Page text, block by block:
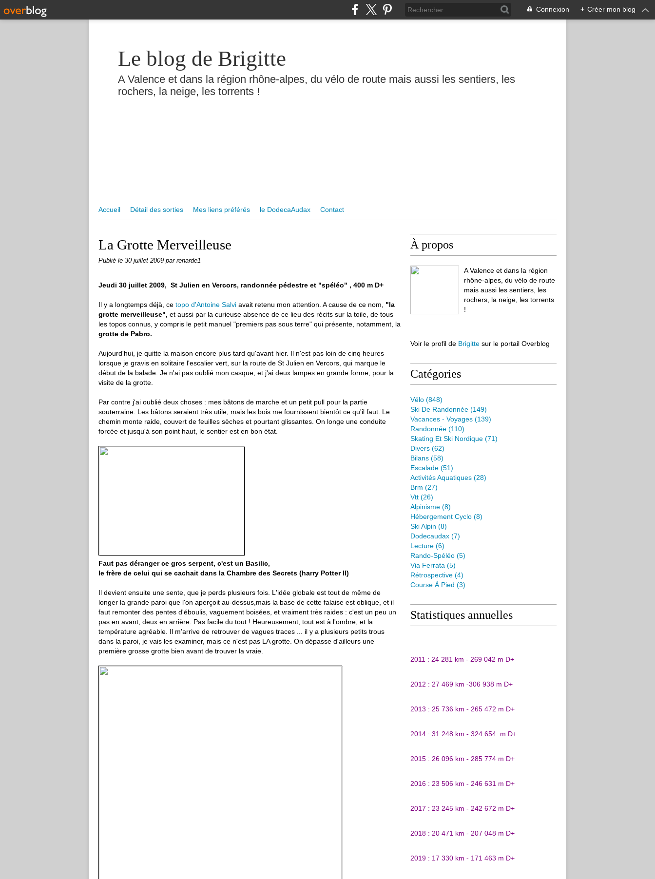
Connexion + Créer mon blog
Le blog de Brigitte
A Valence et dans la région rhône-alpes, du vélo de route mais aussi les sentiers, les
rochers, la neige, les torrents !
Accueil Détail des sorties Mes liens préférés le DodecaAudax Contact
La Grotte Merveilleuse
Publié le 30 juillet 2009 par renarde1
Jeudi 30 juillet 2009, St Julien en Vercors, randonnée pédestre et "spéléo" , 400 m D+
Il y a longtemps déjà, ce topo d'Antoine Salvi avait retenu mon attention. A cause de ce nom, "la
grotte merveilleuse", et aussi par la curieuse absence de ce lieu des récits sur la toile, de tous
les topos connus, y compris le petit manuel "premiers pas sous terre" qui présente, notamment, la
grotte de Pabro.
Aujourd'hui, je quitte la maison encore plus tard qu'avant hier. Il n'est pas loin de cinq heures
lorsque je gravis en solitaire l'escalier vert, sur la route de St Julien en Vercors, qui marque le
début de la balade. Je n'ai pas oublié mon casque, et j'ai deux lampes en grande forme, pour la
visite de la grotte.
Par contre j'ai oublié deux choses : mes bâtons de marche et un petit pull pour la partie
souterraine. Les bâtons seraient très utile, mais les bois me fournissent bientôt ce qu'il faut. Le
chemin monte raide, couvert de feuilles sèches et pourtant glissantes. On longe une conduite
forcée et jusqu'à son point haut, le sentier est en bon état.
Faut pas déranger ce gros serpent, c'est un Basilic,
le frère de celui qui se cachait dans la Chambre des Secrets (harry Potter II)
Il devient ensuite une sente, que je perds plusieurs fois. L'idée globale est tout de même de
longer la grande paroi que l'on aperçoit au-dessus,mais la base de cette falaise est oblique, et il
faut remonter des pentes d'éboulis, vaguement boisées, et vraiment très raides : c'est un peu un
pas en avant, deux en arrière. Pas facile du tout ! Heureusement, tout est à l'ombre, et la
température agréable. Il m'arrive de retrouver de vagues traces ... il y a plusieurs petits trous
dans la paroi, je vais les examiner, mais ce n'est pas LA grotte. On dépasse d'ailleurs une
première grosse grotte bien avant de trouver la vraie.
À propos
A Valence et dans la région
rhône-alpes, du vélo de route
mais aussi les sentiers, les
rochers, la neige, les torrents
!
Voir le profil de Brigitte sur le portail Overblog
Catégories
Vélo (848)
Ski De Randonnée (149)
Vacances - Voyages (139)
Randonnée (110)
Skating Et Ski Nordique (71)
Divers (62)
Bilans (58)
Escalade (51)
Activités Aquatiques (28)
Brm (27)
Vtt (26)
Alpinisme (8)
Hébergement Cyclo (8)
Ski Alpin (8)
Dodecaudax (7)
Lecture (6)
Rando-Spéléo (5)
Via Ferrata (5)
Rétrospective (4)
Course À Pied (3)
Statistiques annuelles
2011 : 24 281 km - 269 042 m D+
2012 : 27 469 km -306 938 m D+
2013 : 25 736 km - 265 472 m D+
2014 : 31 248 km - 324 654 m D+
2015 : 26 096 km - 285 774 m D+
2016 : 23 506 km - 246 631 m D+
2017 : 23 245 km - 242 672 m D+
2018 : 20 471 km - 207 048 m D+
2019 : 17 330 km - 171 463 m D+